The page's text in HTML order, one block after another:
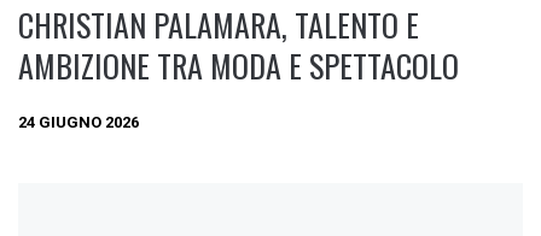
CHRISTIAN PALAMARA, TALENTO E
AMBIZIONE TRA MODA E SPETTACOLO
24 GIUGNO 2026